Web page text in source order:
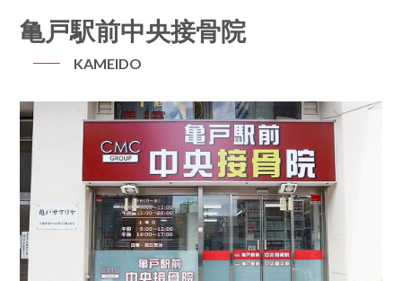
亀戸駅前中央接骨院
KAMEIDO